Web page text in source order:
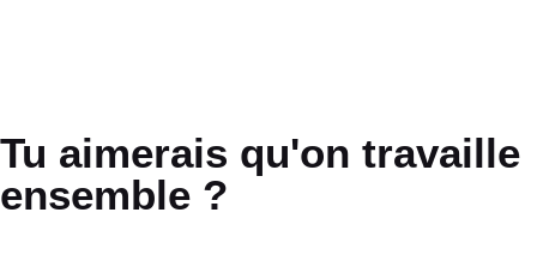
Tu aimerais qu'on travaille
ensemble ?